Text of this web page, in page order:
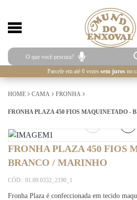
Parcele em até 6 vezes sem juros no
HOME CAMA FRONHA
FRONHA PLAZA 450 FIOS MAQUINETADO -
FRONHA PLAZA 450 FIOS
BRANCO / MARINHO
CÓD.: 01.09.0332_2190_1
Fronha Plaza é confeccionada em tecido